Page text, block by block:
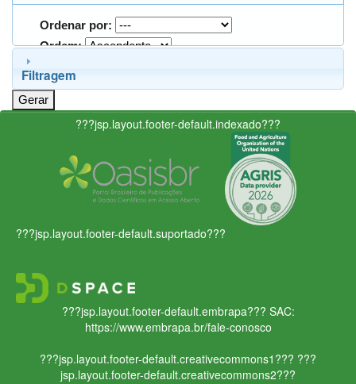
Ordenar por:
Ordem:
Filtragem
???jsp.layout.footer-default.indexado???
???jsp.layout.footer-default.suportado???
???jsp.layout.footer-default.embrapa??? SAC:
https://www.embrapa.br/fale-conosco
???jsp.layout.footer-default.creativecommons1??? ???
jsp.layout.footer-default.creativecommons2???